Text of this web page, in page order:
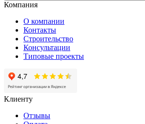
Компания
О компании
Контакты
Строительство
Консультации
Типовые проекты
Клиенту
Отзывы